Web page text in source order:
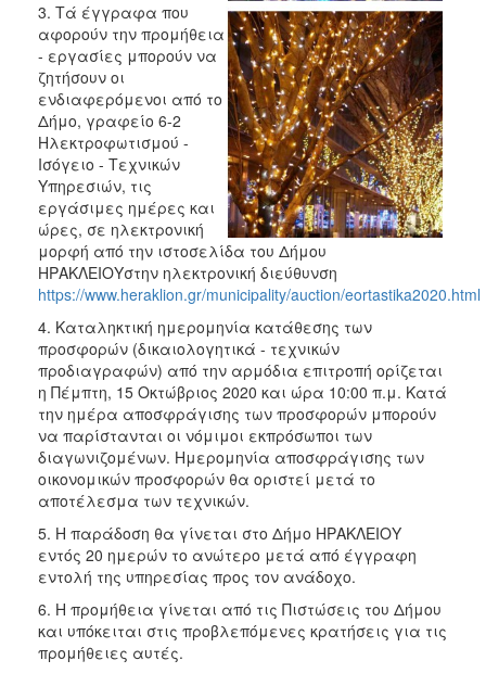
3. Τά έγγραφα που
αφορούν την προμήθεια
- εργασίες μπορούν να
ζητήσουν οι
ενδιαφερόμενοι από το
Δήμο, γραφείο 6-2
Ηλεκτροφωτισμού -
Ισόγειο - Τεχνικών
Υπηρεσιών, τις
εργάσιμες ημέρες και
ώρες, σε ηλεκτρονική
μορφή από την ιστοσελίδα του Δήμου
ΗΡΑΚΛΕΙΟΥστην ηλεκτρονική διεύθυνση
https://www.heraklion.gr/municipality/auction/eortastika2020.html
4. Καταληκτική ημερομηνία κατάθεσης των
προσφορών (δικαιολογητικά - τεχνικών
προδιαγραφών) από την αρμόδια επιτροπή ορίζεται
η Πέμπτη, 15 Οκτώβριος 2020 και ώρα 10:00 π.μ. Κατά
την ημέρα αποσφράγισης των προσφορών μπορούν
να παρίστανται οι νόμιμοι εκπρόσωποι των
διαγωνιζομένων. Ημερομηνία αποσφράγισης των
οικονομικών προσφορών θα οριστεί μετά το
αποτέλεσμα των τεχνικών.
5. Η παράδοση θα γίνεται στο Δήμο ΗΡΑΚΛΕΙΟΥ
εντός 20 ημερών το ανώτερο μετά από έγγραφη
εντολή της υπηρεσίας προς τον ανάδοχο.
6. Η προμήθεια γίνεται από τις Πιστώσεις του Δήμου
και υπόκειται στις προβλεπόμενες κρατήσεις για τις
προμήθειες αυτές.